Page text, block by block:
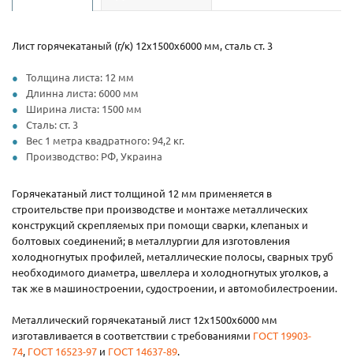
Лист горячекатаный (г/к) 12х1500х6000 мм, сталь ст. 3
Толщина листа: 12 мм
Длинна листа: 6000 мм
Ширина листа: 1500 мм
Сталь: ст. 3
Вес 1 метра квадратного: 94,2 кг.
Производство: РФ, Украина
Горячекатаный лист толщиной 12 мм применяется в
строительстве при производстве и монтаже металлических
конструкций скрепляемых при помощи сварки, клепаных и
болтовых соединений; в металлургии для изготовления
холодногнутых профилей, металлические полосы, сварных труб
необходимого диаметра, швеллера и холодногнутых уголков, а
так же в машиностроении, судостроении, и автомобилестроении.
Металлический горячекатаный лист 12х1500х6000 мм
изготавливается в соответствии с требованиями ГОСТ 19903-
74, ГОСТ 16523-97 и ГОСТ 14637-89.